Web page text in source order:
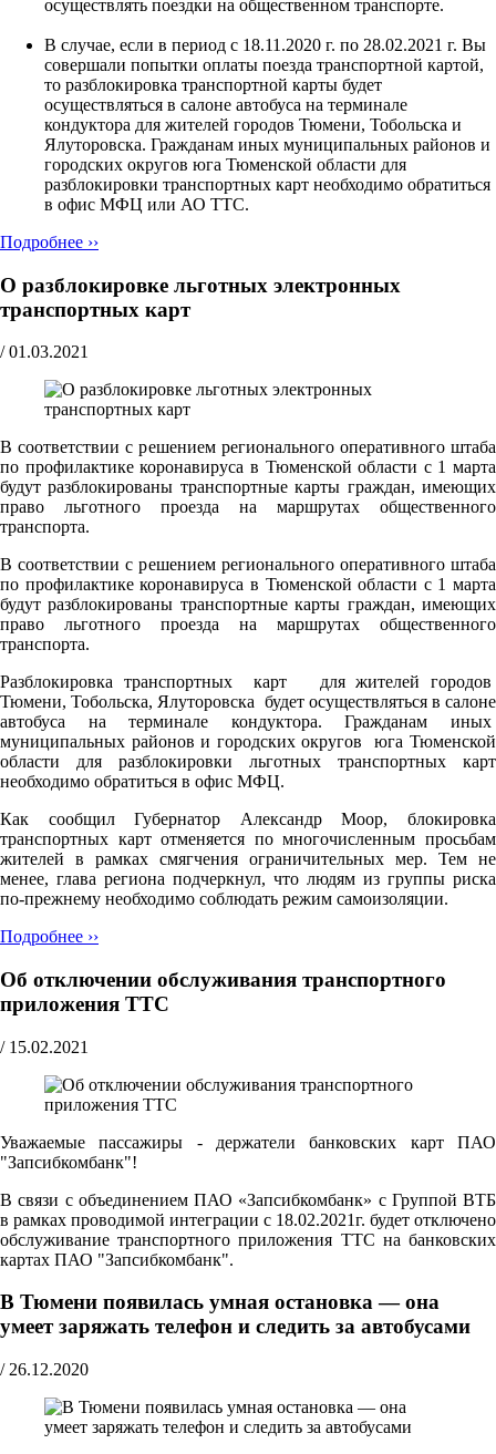
осуществлять поездки на общественном транспорте.
В случае, если в период с 18.11.2020 г. по 28.02.2021 г. Вы
совершали попытки оплаты поезда транспортной картой,
то разблокировка транспортной карты будет
осуществляться в салоне автобуса на терминале
кондуктора для жителей городов Тюмени, Тобольска и
Ялуторовска. Гражданам иных муниципальных районов и
городских округов юга Тюменской области для
разблокировки транспортных карт необходимо обратиться
в офис МФЦ или АО ТТС.
Подробнее ››
О разблокировке льготных электронных
транспортных карт
/ 01.03.2021
В соответствии с решением регионального оперативного штаба
по профилактике коронавируса в Тюменской области с 1 марта
будут разблокированы транспортные карты граждан, имеющих
право льготного проезда на маршрутах общественного
транспорта.
В соответствии с решением регионального оперативного штаба
по профилактике коронавируса в Тюменской области с 1 марта
будут разблокированы транспортные карты граждан, имеющих
право льготного проезда на маршрутах общественного
транспорта.
Разблокировка транспортных карт для жителей городов
Тюмени, Тобольска, Ялуторовска будет осуществляться в салоне
автобуса на терминале кондуктора. Гражданам иных
муниципальных районов и городских округов юга Тюменской
области для разблокировки льготных транспортных карт
необходимо обратиться в офис МФЦ.
Как сообщил Губернатор Александр Моор, блокировка
транспортных карт отменяется по многочисленным просьбам
жителей в рамках смягчения ограничительных мер. Тем не
менее, глава региона подчеркнул, что людям из группы риска
по-прежнему необходимо соблюдать режим самоизоляции.
Подробнее ››
Об отключении обслуживания транспортного
приложения ТТС
/ 15.02.2021
Уважаемые пассажиры - держатели банковских карт ПАО
"Запсибкомбанк"!
В связи с объединением ПАО «Запсибкомбанк» с Группой ВТБ
в рамках проводимой интеграции с 18.02.2021г. будет отключено
обслуживание транспортного приложения ТТС на банковских
картах ПАО "Запсибкомбанк".
В Тюмени появилась умная остановка — она
умеет заряжать телефон и следить за автобусами
/ 26.12.2020